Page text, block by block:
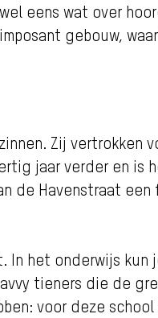
eens wat over
gebouw,
Zij vertrokken
jaar verder en is
Havenstraat een
het onderwijs kun
tieners die de
voor deze